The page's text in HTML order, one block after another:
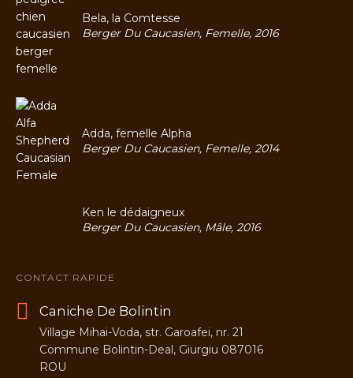
Bela, la Comtesse
Berger Du Caucasien, Femelle, 2016
Adda, femelle Alpha
Berger Du Caucasien, Femelle, 2014
Ken le dédaigneux
Berger Du Caucasien, Mâle, 2016
CONTACT RAPIDE
Caniche De Bolintin
Village Mihai-Voda, str. Garoafei, nr. 21
Commune Bolintin-Deal, Giurgiu 087016
ROU